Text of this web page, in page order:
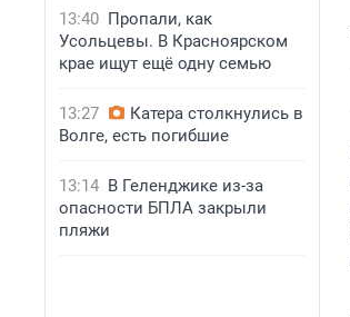
13:40 Пропали, как
Усольцевы. В Красноярском
крае ищут ещё одну семью
13:27
Катера столкнулись в
Волге, есть погибшие
13:14 В Геленджике из-за
опасности БПЛА закрыли
пляжи